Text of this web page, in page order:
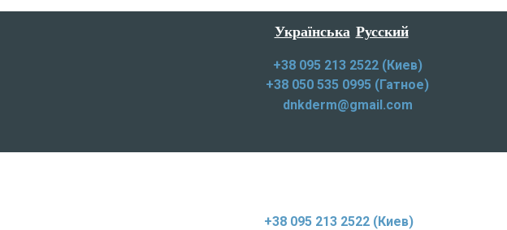
Українська Русский
+38 095 213 2522 (Киев)
+38 050 535 0995 (Гатное)
dnkderm@gmail.com
+38 095 213 2522 (Киев)